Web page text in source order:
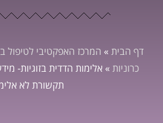
דף הבית » המרכז האפקטיבי לטיפול
כרוניות » אלימות הדדית בזוגיות-
תקשורת לא